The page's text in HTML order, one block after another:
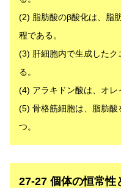
(2) 脂肪酸のβ酸化は、脂
程である。
(3) 肝細胞内で生成した
る。
(4) アラキドン酸は、オレ
(5) 骨格筋細胞は、脂肪酸
つ。
解答
27-27 個体の恒常性